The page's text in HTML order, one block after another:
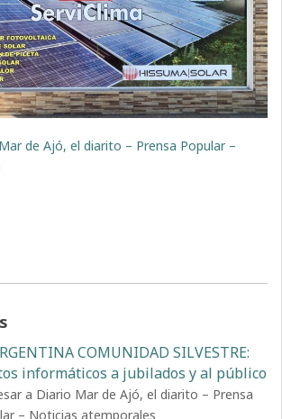
de Ajó, el diarito – Prensa Popular –
COMUNIDAD SILVESTRE:
informáticos a jubilados y al público
a Diario Mar de Ajó, el diarito – Prensa
– Noticias atemporales